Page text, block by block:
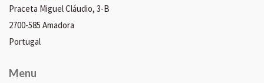
Praceta Miguel Cláudio, 3-B
2700-585 Amadora
Portugal
Menu